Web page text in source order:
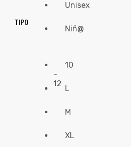
TIPO
Unisex
Niñ@
10
-
12
L
M
XL